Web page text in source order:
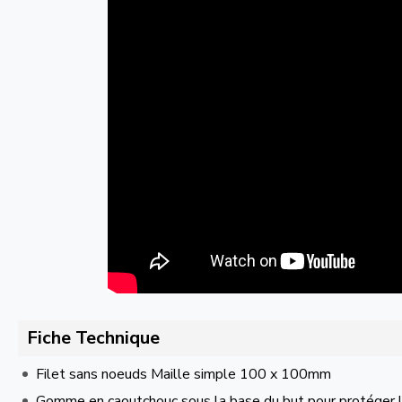
Fiche Technique
Filet sans noeuds Maille simple 100 x 100mm